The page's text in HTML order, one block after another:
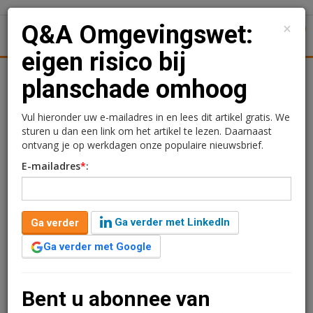
Logistiek Juridisch | Fiscaal Transacties
Q&A Omgevingswet:
eigen risico bij
planschade omhoog
Redactie
17 september 2021 om 10:23
5 jaar geleden aangepast
5 minuten leestijd
Deze week behandelen André Gaastra en Welmoed
regelgeving en nieuwe jurisprudentie op het gebied
×
Q&A Omgevingswet:
eigen risico bij
planschade omhoog
Vul hieronder uw e-mailadres in en lees dit artikel gratis. We
sturen u dan een link om het artikel te lezen. Daarnaast
ontvang je op werkdagen onze populaire nieuwsbrief.
E-mailadres*:
Ga verder
Ga verder met LinkedIn
Ga verder met Google
Bent u abonnee van